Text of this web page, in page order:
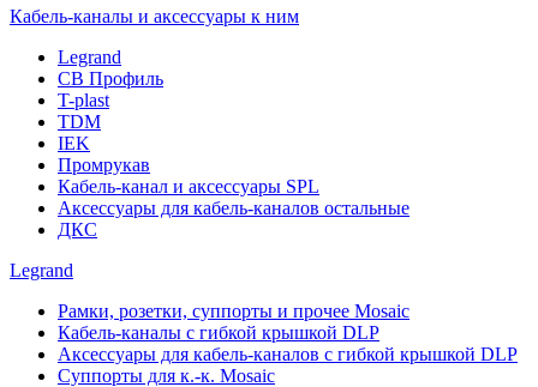
Кабель-каналы и аксессуары к ним
Legrand
СВ Профиль
T-plast
TDM
IEK
Промрукав
Кабель-канал и аксессуары SPL
Аксессуары для кабель-каналов остальные
ДКС
Legrand
Рамки, розетки, суппорты и прочее Mosaic
Кабель-каналы с гибкой крышкой DLP
Аксессуары для кабель-каналов с гибкой крышкой DLP
Суппорты для к.-к. Mosaic